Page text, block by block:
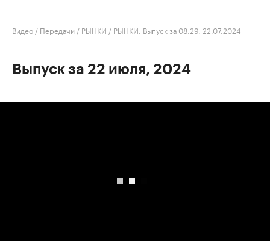
Видео / Передачи / РЫНКИ / РЫНКИ. Выпуск за 08:29, 22.07.2024
Выпуск за 22 июля, 2024